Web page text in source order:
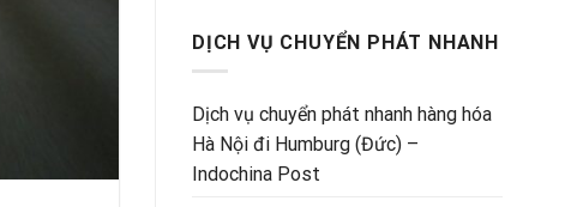
DỊCH VỤ CHUYỂN PHÁT NHANH
Dịch vụ chuyển phát nhanh hàng hóa
Hà Nội đi Humburg (Đức) –
Indochina Post